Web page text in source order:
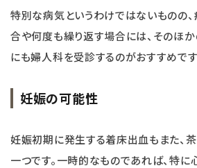
特別な病気というわけではないものの
合や何度も繰り返す場合には、そのほ
にも婦人科を受診するのがおすすめです
妊娠の可能性
妊娠初期に発生する着床出血もまた、
一つです。一時的なものであれば、特に